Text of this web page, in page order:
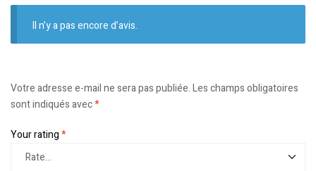
Il n’y a pas encore d’avis.
Votre adresse e-mail ne sera pas publiée.Les champs obligatoires
sont indiqués avec*
Your rating*